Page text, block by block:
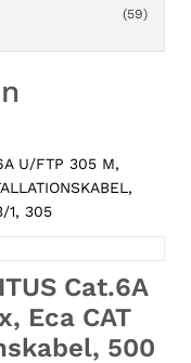
(59)
U/FTP 305 M,
1, 305
Cat.6A
Eca CAT
500